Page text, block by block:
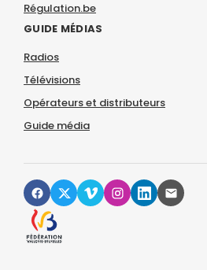
Régulation.be
GUIDE MÉDIAS
Radios
Télévisions
Opérateurs et distributeurs
Guide média